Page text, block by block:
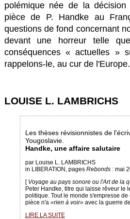
polémique née de la
pièce de P. Handke au
questions de fond concernant
devant une horreur telle
conséquences « actuelles »
rappelons-le, au cur de l'Europe.
LOUISE L. LAMBRICHS
Les thèses révisionnistes de
Yougoslavie.
Handke, une affaire salutaire
par Louise L. LAMBRICHS
in LIBERATION, pages Rebonds: mai
[ Voyage au pays sonore ou l'Art de la
Peter Handke, titre qui laisse rêveur le
politique. Tout le monde s'empresse
pièce n'a «rien à voir» avec la guerre
LIRE LA SUITE